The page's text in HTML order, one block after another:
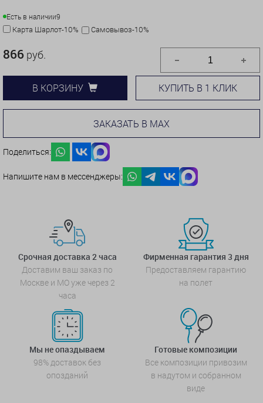
Есть в наличии9
Карта Шарлот-10% Самовывоз-10%
866 руб.
В КОРЗИНУ КУПИТЬ В 1 КЛИК
ЗАКАЗАТЬ В MAX
Поделиться:
Напишите нам в мессенджеры:
Срочная доставка 2 часа
Доставим ваш заказ по
Москве и МО уже через 2
часа
Фирменная гарантия 3 дня
Предоставляем гарантию
на полет
Мы не опаздываем
98% доставок без
опозданий
Готовые композиции
Все композиции привозим
в надутом и собранном
виде